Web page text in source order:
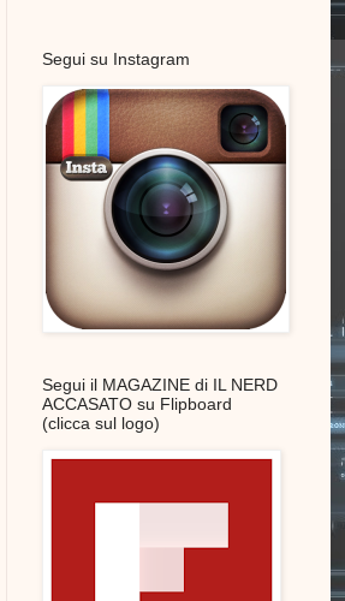
Segui su Instagram
Segui il MAGAZINE di IL NERD
ACCASATO su Flipboard
(clicca sul logo)